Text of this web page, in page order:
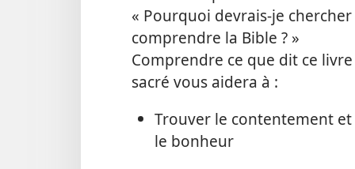
« Pourquoi devrais-je
comprendre la Bible ? »
Comprendre ce que dit ce livre
sacré vous aidera à :
Trouver le contentement et
le bonheur